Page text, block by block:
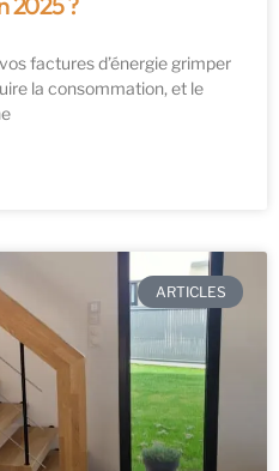
factures d’énergie grimper
la consommation, et le
ARTICLES